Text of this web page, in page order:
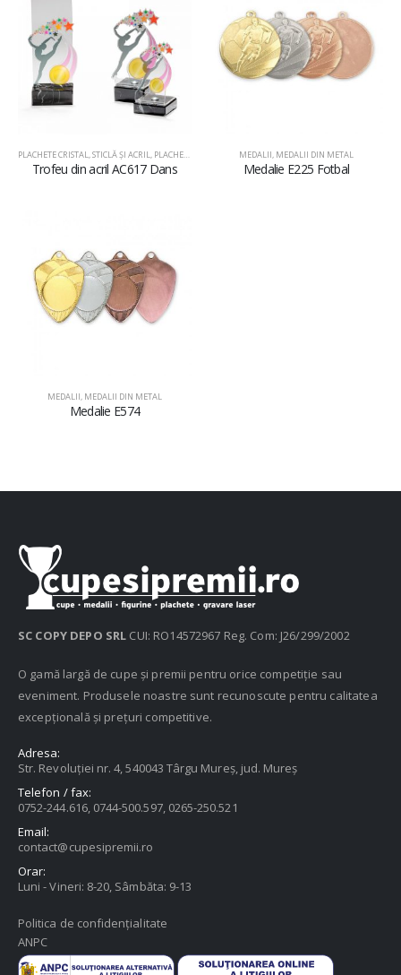
PLACHETE CRISTAL, STICLĂ ŞI ACRIL, PLACHETE DIN ACRIL
Trofeu din acril AC617 Dans
MEDALII, MEDALII DIN METAL
Medalie E225 Fotbal
MEDALII, MEDALII DIN METAL
Medalie E574
SC COPY DEPO SRL CUI: RO14572967 Reg. Com: J26/299/2002
O gamă largă de cupe și premii pentru orice competiție sau
eveniment. Produsele noastre sunt recunoscute pentru calitatea
excepțională și prețuri competitive.
Adresa:
Str. Revoluției nr. 4, 540043 Târgu Mureș, jud. Mureș
Telefon / fax:
0752-244.616, 0744-500.597, 0265-250.521
Email:
contact@cupesipremii.ro
Orar:
Luni - Vineri: 8-20, Sâmbăta: 9-13
Politica de confidențialitate
ANPC